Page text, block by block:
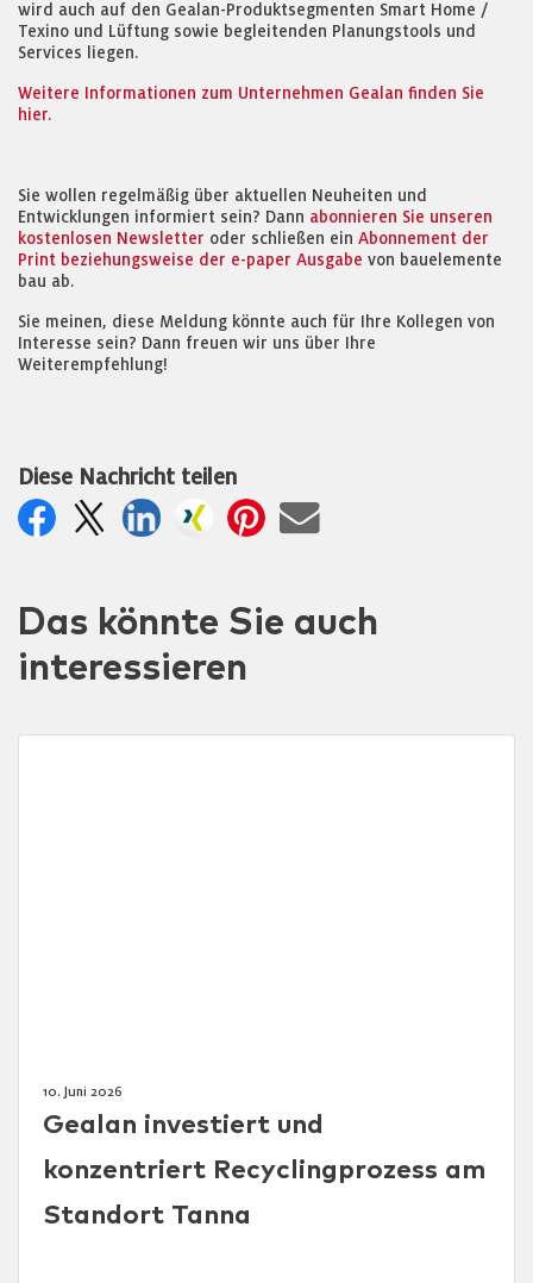
wird auch auf den Gealan-Produktsegmenten Smart Home /
Texino und Lüftung sowie begleitenden Planungstools und
Services liegen.
Weitere Informationen zum Unternehmen Gealan finden Sie
hier.
Sie wollen regelmäßig über aktuellen Neuheiten und
Entwicklungen informiert sein? Dann abonnieren Sie unseren
kostenlosen Newsletter oder schließen ein Abonnement der
Print beziehungsweise der e-paper Ausgabe von bauelemente
bau ab.
Sie meinen, diese Meldung könnte auch für Ihre Kollegen von
Interesse sein? Dann freuen wir uns über Ihre
Weiterempfehlung!
Diese Nachricht teilen
Das könnte Sie auch
interessieren
10. Juni 2026
Gealan investiert und
konzentriert Recyclingprozess am
Standort Tanna